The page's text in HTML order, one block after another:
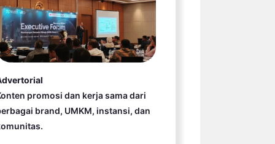
promosi dan kerja sama dari
brand, UMKM, instansi, dan